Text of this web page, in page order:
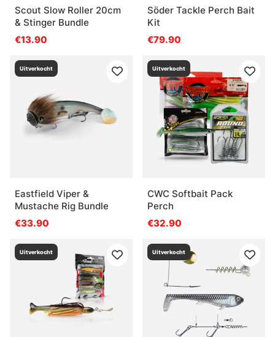
Scout Slow Roller 20cm
& Stinger Bundle
€13.90
Söder Tackle Perch Bait
Kit
€79.90
Uitverkocht
Eastfield Viper &
Mustache Rig Bundle
€33.90
Uitverkocht
CWC Softbait Pack
Perch
€32.90
Uitverkocht Uitverkocht